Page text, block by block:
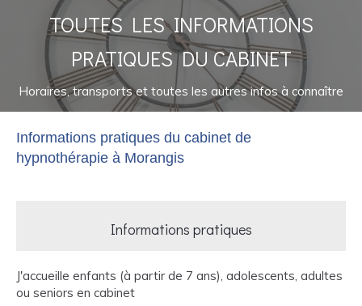
TOUTES LES INFORMATIONS
PRATIQUES DU CABINET
Horaires, transports et toutes les autres infos à connaître
Informations pratiques du cabinet de
hypnothérapie à Morangis
Informations pratiques
J'accueille enfants (à partir de 7 ans), adolescents, adultes
ou seniors en cabinet